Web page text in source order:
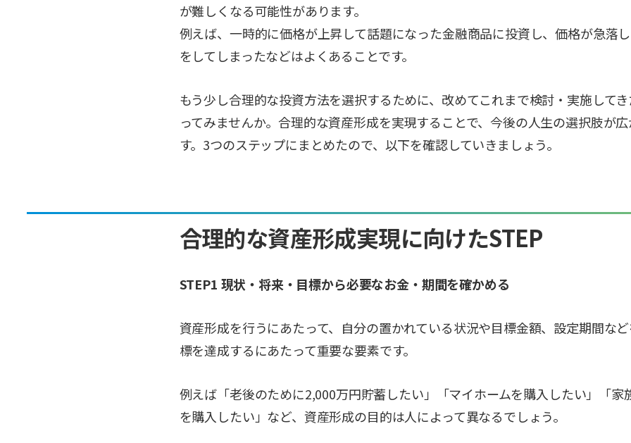
が難しくなる可能性があります。
例えば、一時的に価格が上昇して話題になった金融商品に投資し、価格が急落
をしてしまったなどはよくあることです。
もう少し合理的な投資方法を選択するために、改めてこれまで検討・実施して
ってみませんか。合理的な資産形成を実現することで、今後の人生の選択肢が
す。3つのステップにまとめたので、以下を確認していきましょう。
合理的な資産形成実現に向けたSTEP
STEP1 現状・将来・目標から必要なお金・期間を確かめる
資産形成を行うにあたって、自分の置かれている状況や目標金額、設定期間な
標を達成するにあたって重要な要素です。
例えば「老後のために2,000万円貯蓄したい」「マイホームを購入したい」「家
を購入したい」など、資産形成の目的は人によって異なるでしょう。